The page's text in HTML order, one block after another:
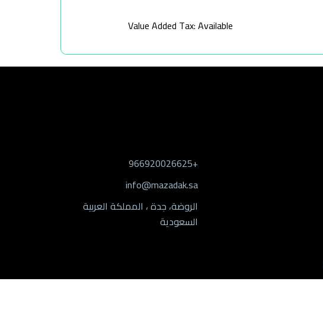
Value Added Tax: Available
+966920026625
info@mazadak.sa
الروضة، جدة ، المملكة العربية
السعودية